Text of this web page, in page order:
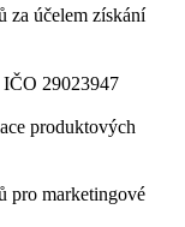
za účelem získání
29023947
produktových
pro marketingové